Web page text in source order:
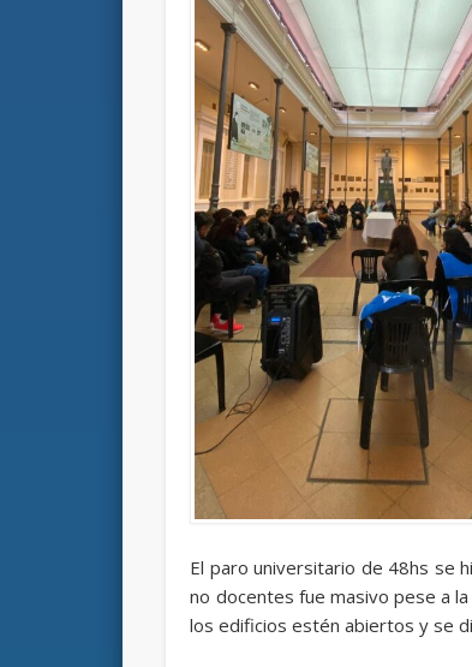
El paro universitario de 48hs se
no docentes fue masivo pese a
los edificios estén abiertos y se